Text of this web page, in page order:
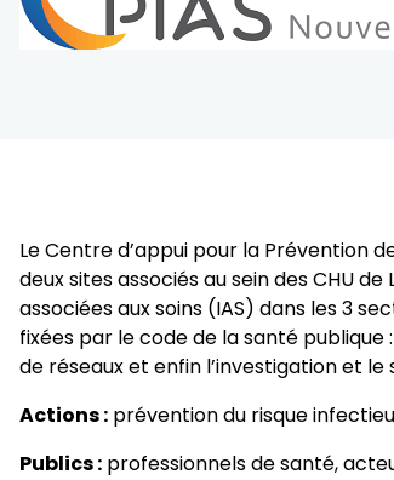
Le Centre d’appui pour la Prévention
deux sites associés au sein des CHU
associées aux soins (IAS) dans les 3
fixées par le code de la santé publique
de réseaux et enfin l’investigation et le
Actions : prévention du risque
Publics : professionnels de santé,